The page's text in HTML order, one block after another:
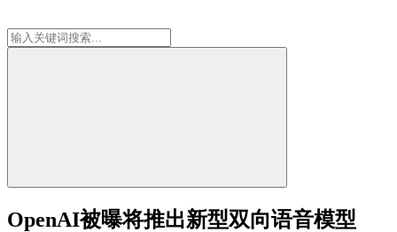
OpenAI被曝将推出新型双向语音模型